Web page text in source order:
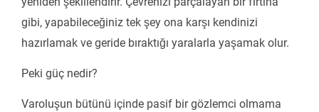
gibi, yapabileceğiniz tek şey ona karşı kendinizi
hazırlamak ve geride bıraktığı yaralarla yaşamak olur.
Peki güç nedir?
Varoluşun bütünü içinde pasif bir gözlemci olmama